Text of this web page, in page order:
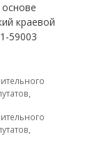
краевой
59003